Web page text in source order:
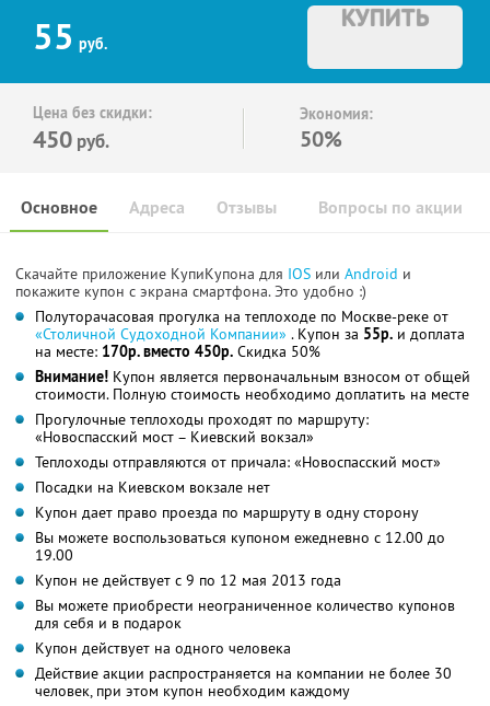
55 руб.
КУПИТЬ
Цена без скидки:
450 руб.
Экономия:
50%
Основное Отзывы Вопросы по акции
Адреса
Скачайте приложение КупиКупона для IOS или Android и
покажите купон с экрана смартфона. Это удобно :)
Полуторачасовая прогулка на теплоходе по Москве-реке от
«Столичной Судоходной Компании» . Купон за 55р. и доплата
на месте: 170р. вместо 450р. Скидка 50%
Внимание! Купон является первоначальным взносом от общей
стоимости. Полную стоимость необходимо доплатить на месте
Прогулочные теплоходы проходят по маршруту:
«Новоспасский мост – Киевский вокзал»
Теплоходы отправляются от причала: «Новоспасский мост»
Посадки на Киевском вокзале нет
Купон дает право проезда по маршруту в одну сторону
Вы можете воспользоваться купоном ежедневно с 12.00 до
19.00
Купон не действует с 9 по 12 мая 2013 года
Вы можете приобрести неограниченное количество купонов
для себя и в подарок
Купон действует на одного человека
Действие акции распространяется на компании не более 30
человек, при этом купон необходим каждому